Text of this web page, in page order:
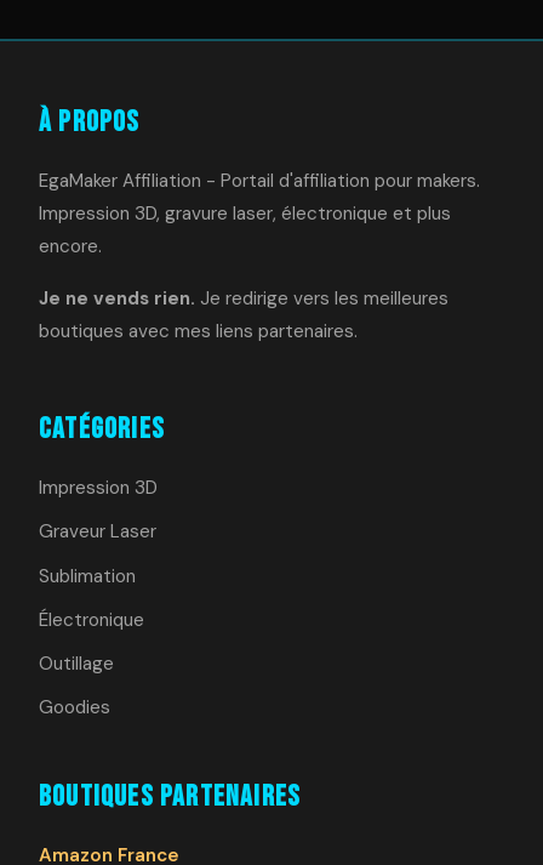
À Propos
EgaMaker Affiliation - Portail d'affiliation pour makers.
Impression 3D, gravure laser, électronique et plus
encore.
Je ne vends rien. Je redirige vers les meilleures
boutiques avec mes liens partenaires.
Catégories
Impression 3D
Graveur Laser
Sublimation
Électronique
Outillage
Goodies
Boutiques Partenaires
Amazon France